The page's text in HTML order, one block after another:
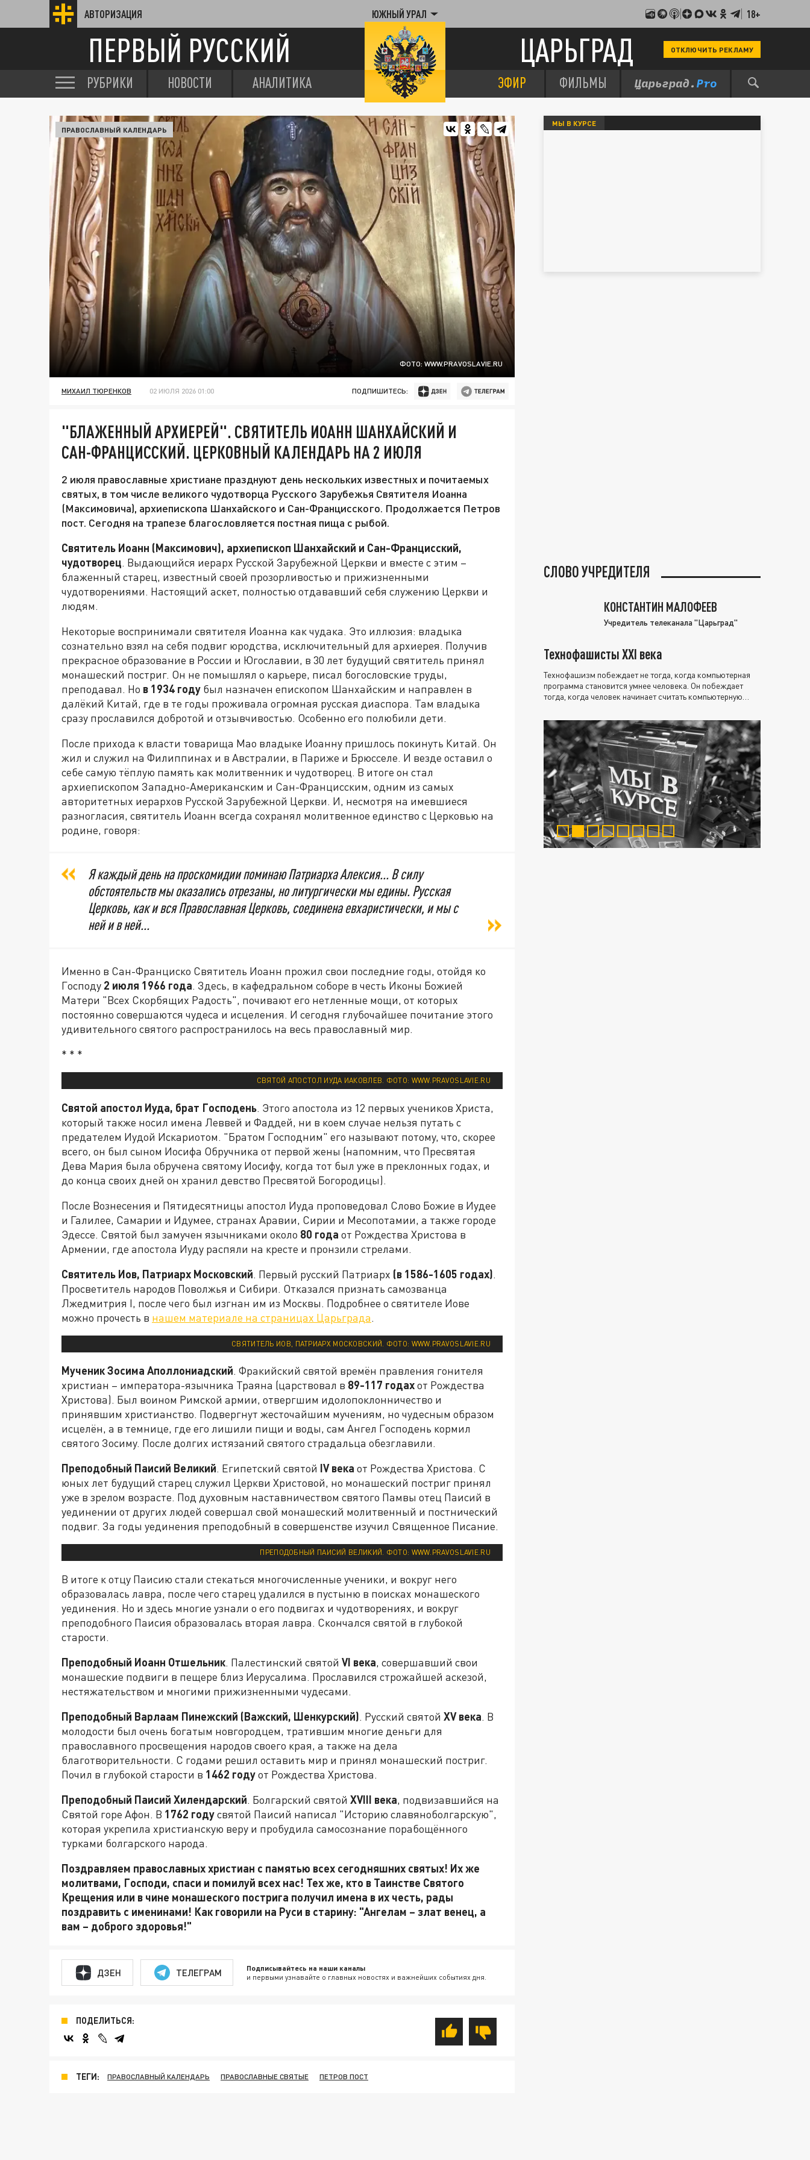
АВТОРИЗАЦИЯ ЮЖНЫЙ УРАЛ 18+
ПЕРВЫЙ РУССКИЙ ЦАРЬГРАД ОТКЛЮЧИТЬ РЕКЛАМУ
РУБРИКИ НОВОСТИ АНАЛИТИКА ЭФИР ФИЛЬМЫ
ФОТО: WWW.PRAVOSLAVIE.RU
ПРАВОСЛАВНЫЙ КАЛЕНДАРЬ
МИХАИЛ ТЮРЕНКОВ 02 ИЮЛЯ 2026 01:00 ПОДПИШИТЕСЬ:
"БЛАЖЕННЫЙ АРХИЕРЕЙ". СВЯТИТЕЛЬ ИОАНН ШАНХАЙСКИЙ И
САН-ФРАНЦИССКИЙ. ЦЕРКОВНЫЙ КАЛЕНДАРЬ НА 2 ИЮЛЯ
2 июля православные христиане празднуют день нескольких известных и почитаемых
святых, в том числе великого чудотворца Русского Зарубежья Святителя Иоанна
(Максимовича), архиепископа Шанхайского и Сан-Францисского. Продолжается Петров
пост. Сегодня на трапезе благословляется постная пища с рыбой.
Святитель Иоанн (Максимович), архиепископ Шанхайский и Сан-Францисский,
чудотворец. Выдающийся иерарх Русской Зарубежной Церкви и вместе с этим –
блаженный старец, известный своей прозорливостью и прижизненными
чудотворениями. Настоящий аскет, полностью отдававший себя служению Церкви и
людям.
Некоторые воспринимали святителя Иоанна как чудака. Это иллюзия: владыка
сознательно взял на себя подвиг юродства, исключительный для архиерея. Получив
прекрасное образование в России и Югославии, в 30 лет будущий святитель принял
монашеский постриг. Он не помышлял о карьере, писал богословские труды,
преподавал. Но в 1934 году был назначен епископом Шанхайским и направлен в
далёкий Китай, где в те годы проживала огромная русская диаспора. Там владыка
сразу прославился добротой и отзывчивостью. Особенно его полюбили дети.
После прихода к власти товарища Мао владыке Иоанну пришлось покинуть Китай. Он
жил и служил на Филиппинах и в Австралии, в Париже и Брюсселе. И везде оставил о
себе самую тёплую память как молитвенник и чудотворец. В итоге он стал
архиепископом Западно-Американским и Сан-Францисским, одним из самых
авторитетных иерархов Русской Зарубежной Церкви. И, несмотря на имевшиеся
разногласия, святитель Иоанн всегда сохранял молитвенное единство с Церковью на
родине, говоря:
Я каждый день на проскомидии поминаю Патриарха Алексия... В силу
обстоятельств мы оказались отрезаны, но литургически мы едины. Русская
Церковь, как и вся Православная Церковь, соединена евхаристически, и мы с
ней и в ней...
Именно в Сан-Франциско Святитель Иоанн прожил свои последние годы, отойдя ко
Господу 2 июля 1966 года. Здесь, в кафедральном соборе в честь Иконы Божией
Матери "Всех Скорбящих Радость", почивают его нетленные мощи, от которых
постоянно совершаются чудеса и исцеления. И сегодня глубочайшее почитание этого
удивительного святого распространилось на весь православный мир.
* * *
СВЯТОЙ АПОСТОЛ ИУДА ИАКОВЛЕВ. ФОТО: WWW.PRAVOSLAVIE.RU
Святой апостол Иуда, брат Господень. Этого апостола из 12 первых учеников Христа,
который также носил имена Леввей и Фаддей, ни в коем случае нельзя путать с
предателем Иудой Искариотом. "Братом Господним" его называют потому, что, скорее
всего, он был сыном Иосифа Обручника от первой жены (напомним, что Пресвятая
Дева Мария была обручена святому Иосифу, когда тот был уже в преклонных годах, и
до конца своих дней он хранил девство Пресвятой Богородицы).
После Вознесения и Пятидесятницы апостол Иуда проповедовал Слово Божие в Иудее
и Галилее, Самарии и Идумее, странах Аравии, Сирии и Месопотамии, а также городе
Эдессе. Святой был замучен язычниками около 80 года от Рождества Христова в
Армении, где апостола Иуду распяли на кресте и пронзили стрелами.
Святитель Иов, Патриарх Московский. Первый русский Патриарх (в 1586-1605 годах).
Просветитель народов Поволжья и Сибири. Отказался признать самозванца
Лжедмитрия I, после чего был изгнан им из Москвы. Подробнее о святителе Иове
можно прочесть в нашем материале на страницах Царьграда.
СВЯТИТЕЛЬ ИОВ, ПАТРИАРХ МОСКОВСКИЙ. ФОТО: WWW.PRAVOSLAVIE.RU
Мученик Зосима Аполлониадский. Фракийский святой времён правления гонителя
христиан – императора-язычника Траяна (царствовал в 89-117 годахот Рождества
Христова). Был воином Римской армии, отвергшим идолопоклонничество и
принявшим христианство. Подвергнут жесточайшим мучениям, но чудесным образом
исцелён, а в темнице, где его лишили пищи и воды, сам Ангел Господень кормил
святого Зосиму. После долгих истязаний святого страдальца обезглавили.
Преподобный Паисий Великий. Египетский святой IVвека от Рождества Христова. С
юных лет будущий старец служил Церкви Христовой, но монашеский постриг принял
уже в зрелом возрасте. Под духовным наставничеством святого Памвы отец Паисий в
уединении от других людей совершал свой монашеский молитвенный и постнический
подвиг. За годы уединения преподобный в совершенстве изучил Священное Писание.
ПРЕПОДОБНЫЙ ПАИСИЙ ВЕЛИКИЙ. ФОТО: WWW.PRAVOSLAVIE.RU
В итоге к отцу Паисию стали стекаться многочисленные ученики, и вокруг него
образовалась лавра, после чего старец удалился в пустыню в поисках монашеского
уединения. Но и здесь многие узнали о его подвигах и чудотворениях, и вокруг
преподобного Паисия образовалась вторая лавра. Скончался святой в глубокой
старости.
Преподобный Иоанн Отшельник. Палестинский святой VI века, совершавший свои
монашеские подвиги в пещере близ Иерусалима. Прославился строжайшей аскезой,
нестяжательством и многими прижизненными чудесами.
Преподобный Варлаам Пинежский (Важский, Шенкурский). Русский святой XVвека. В
молодости был очень богатым новгородцем, тратившим многие деньги для
православного просвещения народов своего края, а также на дела
благотворительности. С годами решил оставить мир и принял монашеский постриг.
Почил в глубокой старости в 1462 годуот Рождества Христова.
Преподобный Паисий Хилендарский. Болгарский святой XVIII века, подвизавшийся на
Святой горе Афон. В 1762 годусвятой Паисий написал "Историю славяноболгарскую",
которая укрепила христианскую веру и пробудила самосознание порабощённого
турками болгарского народа.
Поздравляем православных христиан с памятью всех сегодняшних святых! Их же
молитвами, Господи, спаси и помилуй всех нас! Тех же, кто в Таинстве Святого
Крещения или в чине монашеского пострига получил имена в их честь, рады
поздравить с именинами! Как говорили на Руси в старину: "Ангелам – злат венец, а
вам – доброго здоровья!"
ДЗЕН ТЕЛЕГРАМ Подписывайтесь на наши каналы
и первыми узнавайте о главных новостях и важнейших событиях дня.
ПОДЕЛИТЬСЯ:
ТЕГИ: ПРАВОСЛАВНЫЙ КАЛЕНДАРЬ ПРАВОСЛАВНЫЕ СВЯТЫЕ ПЕТРОВ ПОСТ
МЫ В КУРСЕ
СЛОВО УЧРЕДИТЕЛЯ
КОНСТАНТИН МАЛОФЕЕВ
Учредитель телеканала "Царьград"
Технофашисты XXI века
Технофашизм побеждает не тогда, когда компьютерная
программа становится умнее человека. Он побеждает
тогда, когда человек начинает считать компьютерную